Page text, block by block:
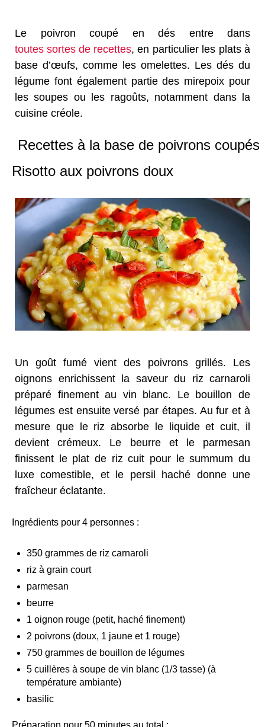
Le poivron coupé en dés entre dans
toutes sortes de recettes, en particulier les plats à
base d’œufs, comme les omelettes. Les dés du
légume font également partie des mirepoix pour
les soupes ou les ragoûts, notamment dans la
cuisine créole.
Recettes à la base de poivrons coupés
Risotto aux poivrons doux
Un goût fumé vient des poivrons grillés. Les
oignons enrichissent la saveur du riz carnaroli
préparé finement au vin blanc. Le bouillon de
légumes est ensuite versé par étapes. Au fur et à
mesure que le riz absorbe le liquide et cuit, il
devient crémeux. Le beurre et le parmesan
finissent le plat de riz cuit pour le summum du
luxe comestible, et le persil haché donne une
fraîcheur éclatante.
Ingrédients pour 4 personnes :
350 grammes de riz carnaroli
riz à grain court
parmesan
beurre
1 oignon rouge (petit, haché finement)
2 poivrons (doux, 1 jaune et 1 rouge)
750 grammes de bouillon de légumes
5 cuillères à soupe de vin blanc (1/3 tasse) (à
température ambiante)
basilic
Préparation pour 50 minutes au total :